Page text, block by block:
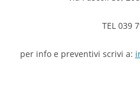
TEL 039
per info e preventivi scrivi a: